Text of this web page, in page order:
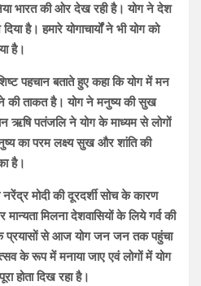
भारत की ओर देख रही है। योग ने देश
है। हमारे योगाचार्यों ने भी योग को
है।
पहचान बताते हुए कहा कि योग में मन
की ताकत है। योग ने मनुष्य की सुख
ऋषि पतंजलि ने योग के माध्यम से लोगों
का परम लक्ष्य सुख और शांति की
है।
मोदी की दूरदर्शी सोच के कारण
मिलना देशवासियों के लिये गर्व की
प्रयासों से आज योग जन जन तक पहुंचा
के रूप में मनाया जाए एवं लोगों में योग
होता दिख रहा है।